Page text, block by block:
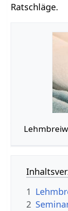
Ratschläge.
1
2